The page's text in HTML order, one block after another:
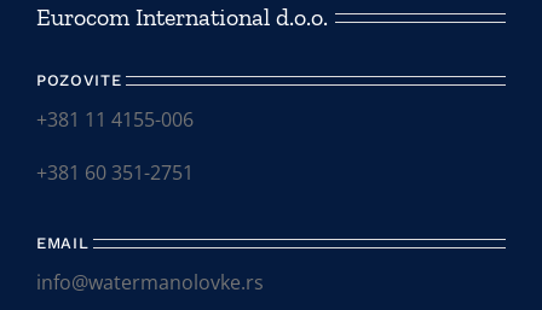
Eurocom International d.o.o.
POZOVITE
+381 11 4155-006
+381 60 351-2751
EMAIL
info@watermanolovke.rs